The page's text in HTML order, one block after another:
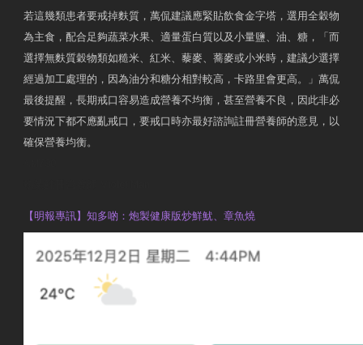
若這幾類患者要戒掉麩質，萬侃建議應緊貼飲食金字塔，選用全穀物
為主食，配合足夠蔬菜水果、適量蛋白質以及小量鹽、油、糖，「而
選擇無麩質穀物類如糙米、紅米、藜麥、蕎麥或小米時，建議少選擇
經過加工處理的，因為油分和糖分相對較高，卡路里會更高。」萬侃
最後提醒，長期戒口容易造成營養不均衡，甚至營養不良，因此非必
要情況下都不應亂戒口，要戒口時亦最好諮詢註冊營養師的意見，以
確保營養均衡。
【明報專訊】知多啲：炮製健康版炒鮮魷、章魚燒